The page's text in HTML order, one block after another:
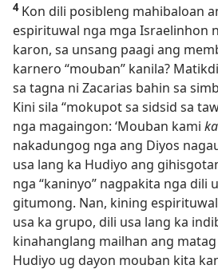
4Kon dili posibleng mahibaloan
espirituwal nga mga Israelinhon
karon, sa unsang paagi ang
karnero “mouban” kanila?
sa tagna ni Zacarias bahin sa
Kini sila “mokupot sa sidsid sa
nga magaingon: ‘Mouban kami
nakadungog nga ang Diyos
usa lang ka Hudiyo ang
nga “kaninyo” nagpakita nga dili
gitumong. Nan, kining
usa ka grupo, dili usa lang ka
kinahanglang mailhan ang
Hudiyo ug dayon mouban kita